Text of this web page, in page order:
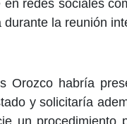
redes sociales
la reunión
Orozco habría
y solicitaría